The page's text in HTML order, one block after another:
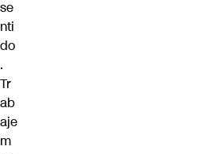
se
nti
do
.
Tr
ab
aje
m